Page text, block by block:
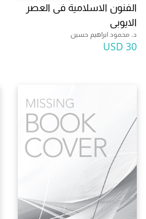
الفنون الاسلامية فى العصر
الايوبى
د. محمود ابراهيم حسين
30 USD